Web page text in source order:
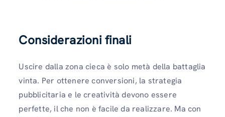
Considerazioni finali
Uscire dalla zona cieca è solo metà della battaglia
vinta. Per ottenere conversioni, la strategia
pubblicitaria e le creatività devono essere
perfette, il che non è facile da realizzare. Ma con